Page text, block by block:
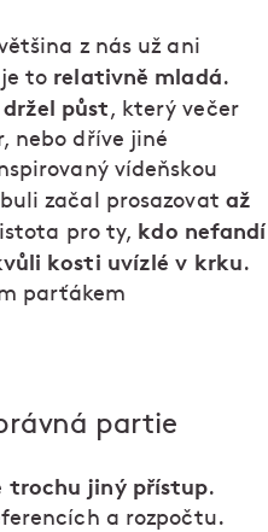
z nás už ani
to relativně mladá.
držel půst, který večer
nebo dříve jiné
vídeňskou
začal prosazovat až
pro ty, kdo nefandí
kosti uvízlé v krku.
parťákem
partie
trochu jiný přístup.
a rozpočtu.